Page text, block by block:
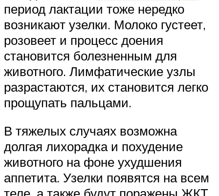
период лактации тоже нередко
возникают узелки. Молоко густеет,
розовеет и процесс доения
становится болезненным для
животного. Лимфатические узлы
разрастаются, их становится легко
прощупать пальцами.
В тяжелых случаях возможна
долгая лихорадка и похудение
животного на фоне ухудшения
аппетита. Узелки появятся на всем
теле, а также будут поражены ЖКТ